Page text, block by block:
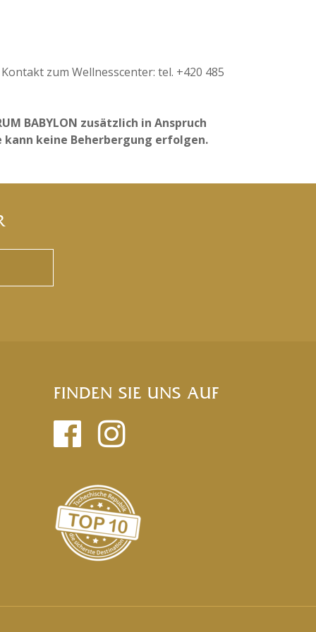
zum Wellnesscenter: tel. +420 485
BABYLON zusätzlich in Anspruch
keine Beherbergung erfolgen.​
FINDEN SIE UNS AUF